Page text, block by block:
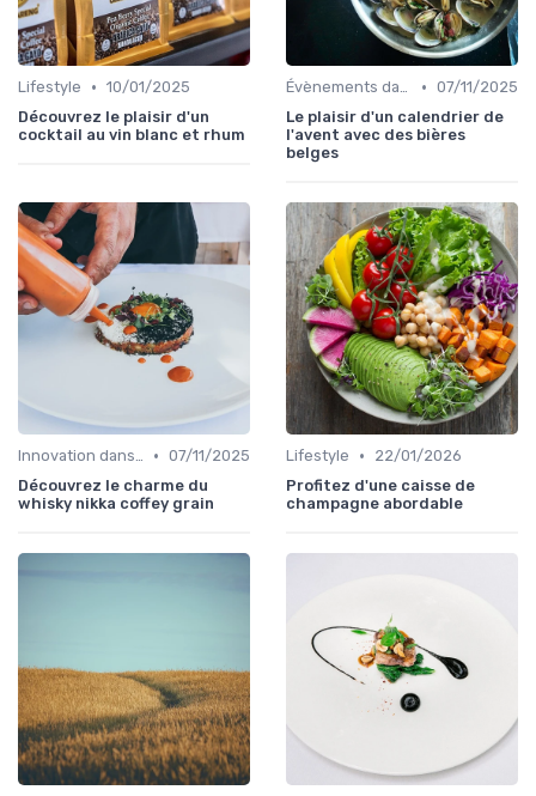
Lifestyle • 10/01/2025
Découvrez le plaisir d'un
cocktail au vin blanc et rhum
Évènements dans la food • 07/11/2025
Le plaisir d'un calendrier de
l'avent avec des bières
belges
Innovation dans la food • 07/11/2025
Découvrez le charme du
whisky nikka coffey grain
Lifestyle •
22/01/2026
Profitez d'une caisse de
champagne abordable